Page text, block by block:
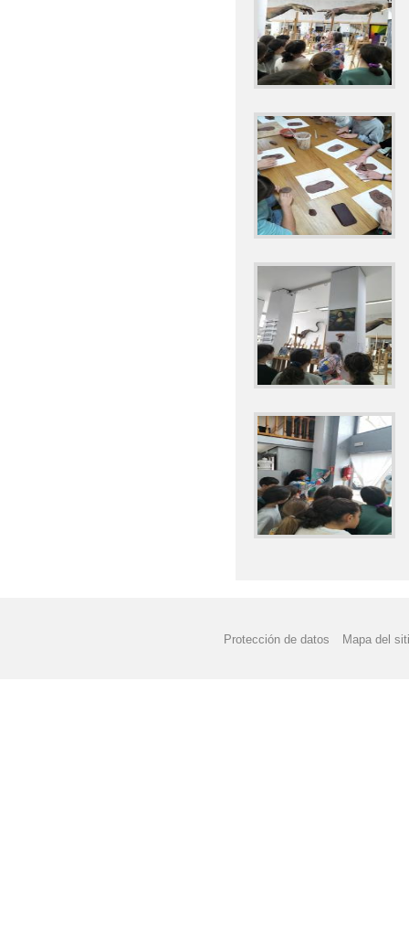
Protección de datos Mapa del